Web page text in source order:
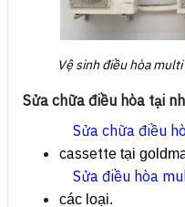
Vệ sinh điều hòa
Sửa chữa điều hòa tại
Sửa chữa điều
cassette tại
Sửa điều hòa
các loại.